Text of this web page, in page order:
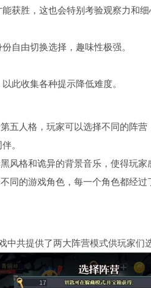
获胜，这也会特别考验观察力和细
自由切换选择，趣味性极强。
此收集各种提示降低难度。
五人格，玩家可以选择不同的阵
。
风格和诡异的背景音乐，使得玩家
同的游戏角色，每一个角色都经
中共提供了两大阵营模式供玩家们